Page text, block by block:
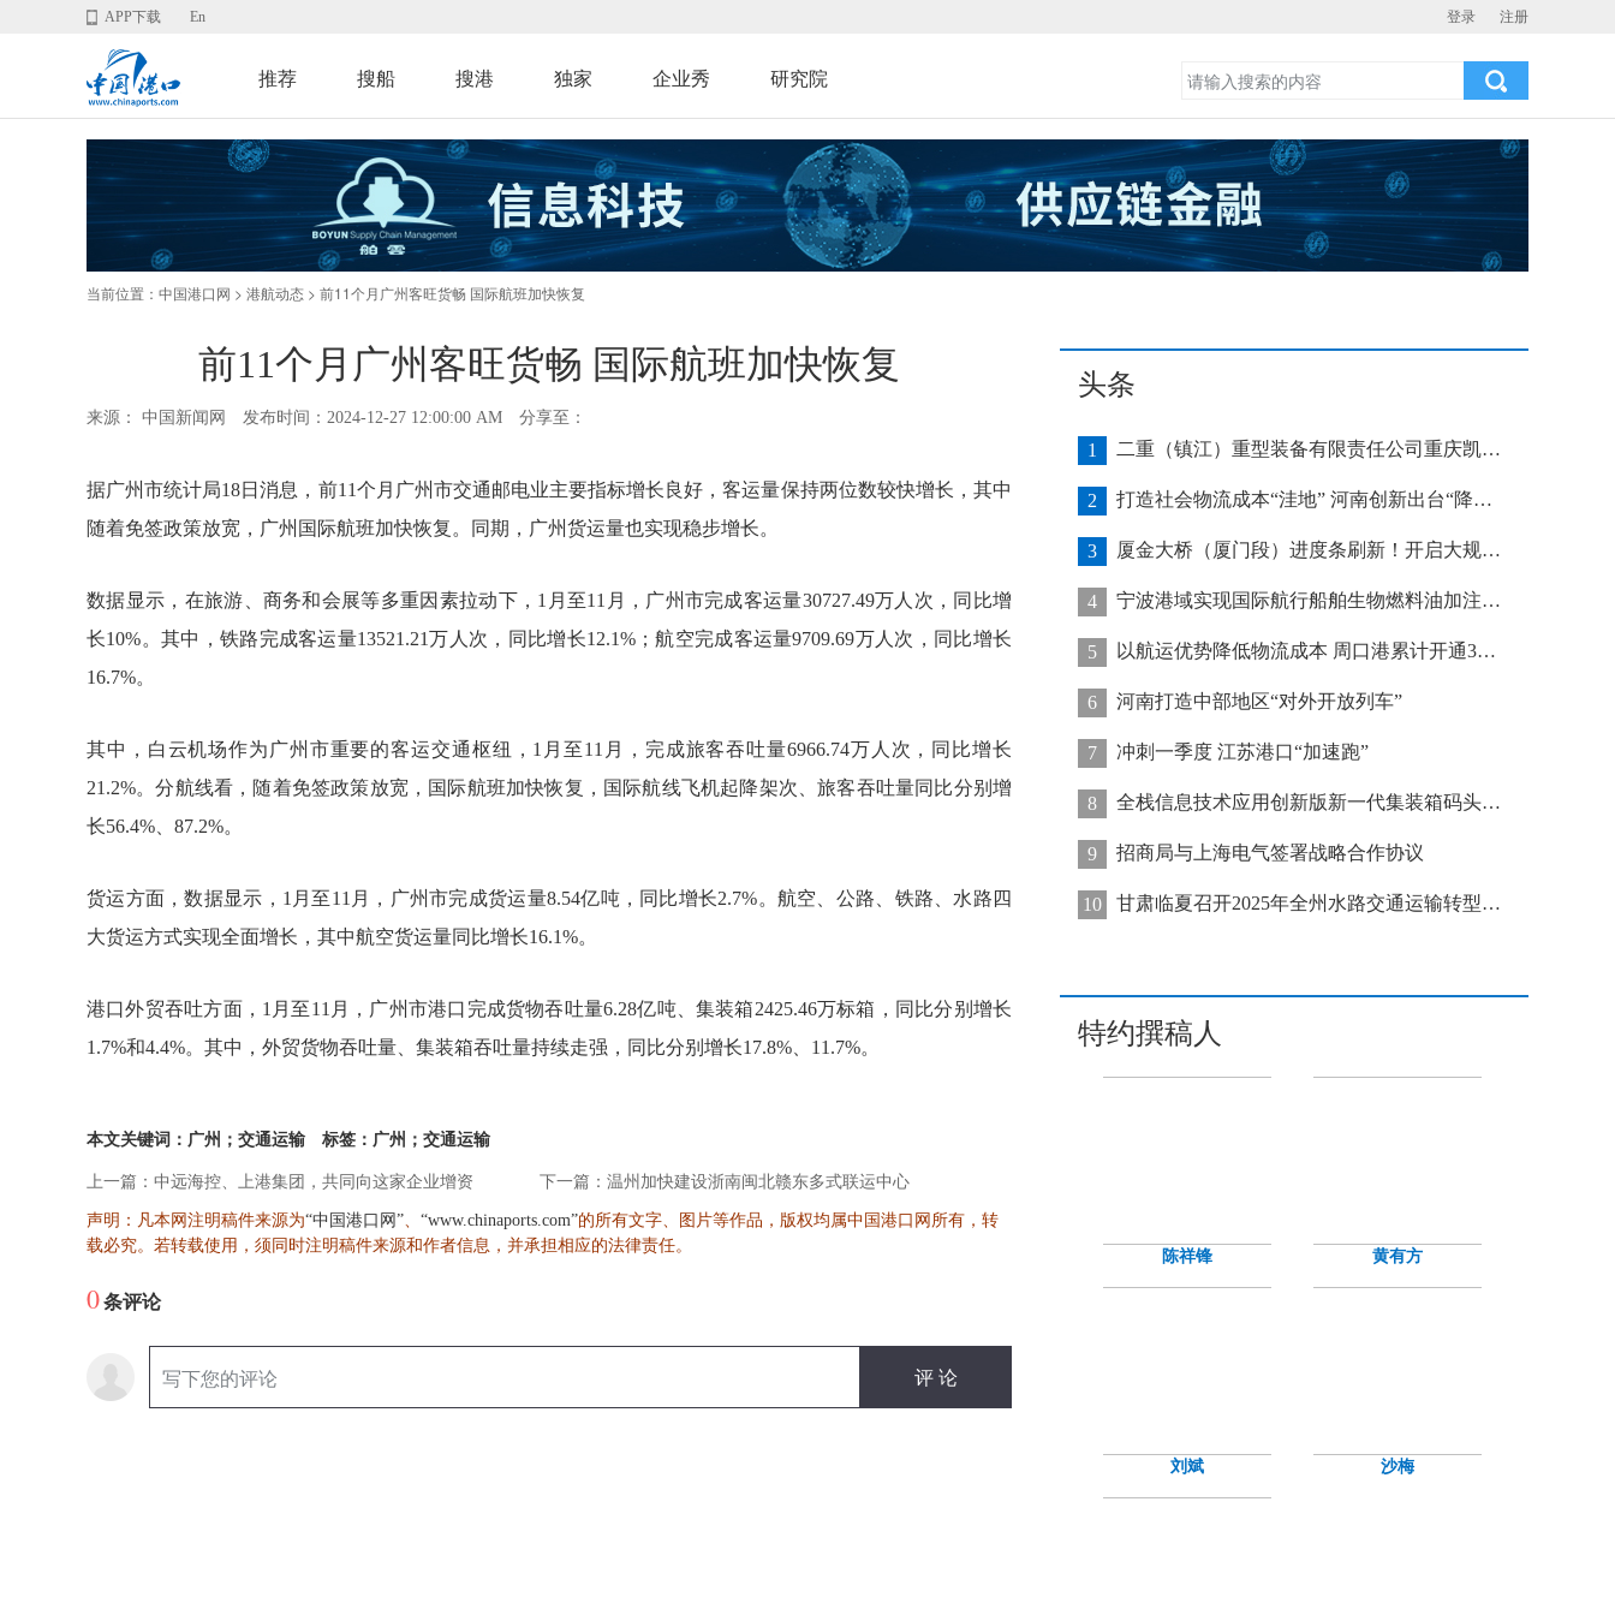
登录 注册
APP下载 En
推荐 搜船 搜港 独家 企业秀 研究院
当前位置： 中国港口网 > 港航动态 > 前11个月广州客旺货畅 国际航班加快恢复
前11个月广州客旺货畅 国际航班加快恢复
来源： 中国新闻网 发布时间：2024-12-27 12:00:00 AM 分享至：
据广州市统计局18日消息，前11个月广州市交通邮电业主要指标增长良好，客运量保持两位数较快增长，其中
随着免签政策放宽，广州国际航班加快恢复。同期，广州货运量也实现稳步增长。
数据显示，在旅游、商务和会展等多重因素拉动下，1月至11月，广州市完成客运量30727.49万人次，同比增
长10%。其中，铁路完成客运量13521.21万人次，同比增长12.1%；航空完成客运量9709.69万人次，同比增长
16.7%。
其中，白云机场作为广州市重要的客运交通枢纽，1月至11月，完成旅客吞吐量6966.74万人次，同比增长
21.2%。分航线看，随着免签政策放宽，国际航班加快恢复，国际航线飞机起降架次、旅客吞吐量同比分别增
长56.4%、87.2%。
货运方面，数据显示，1月至11月，广州市完成货运量8.54亿吨，同比增长2.7%。航空、公路、铁路、水路四
大货运方式实现全面增长，其中航空货运量同比增长16.1%。
港口外贸吞吐方面，1月至11月，广州市港口完成货物吞吐量6.28亿吨、集装箱2425.46万标箱，同比分别增长
1.7%和4.4%。其中，外贸货物吞吐量、集装箱吞吐量持续走强，同比分别增长17.8%、11.7%。
本文关键词：广州；交通运输 标签：广州；交通运输
上一篇：中远海控、上港集团，共同向这家企业增资 下一篇：温州加快建设浙南闽北赣东多式联运中心
声明：凡本网注明稿件来源为“中国港口网”、 “www.chinaports.com”的所有文字、图片等作品，版权均属中国港口网所有，转
载必究。若转载使用，须同时注明稿件来源和作者信息，并承担相应的法律责任。
0条评论
头条
1 二重（镇江）重型装备有限责任公司重庆凯瑞项目发运助力海上风电产业发展
2 打造社会物流成本“洼地” 河南创新出台“降本16条”
3 厦金大桥（厦门段）进度条刷新！开启大规模桥梁装配化施工新阶段
4 宁波港域实现国际航行船舶生物燃料油加注“零突破”
5 以航运优势降低物流成本 周口港累计开通32条集装箱航线
6 河南打造中部地区“对外开放列车”
7 冲刺一季度 江苏港口“加速跑”
8 全栈信息技术应用创新版新一代集装箱码头管控系统在天津港上线运行
9 招商局与上海电气签署战略合作协议
10 甘肃临夏召开2025年全州水路交通运输转型发展推进会
特约撰稿人
陈祥锋 黄有方
刘斌 沙梅